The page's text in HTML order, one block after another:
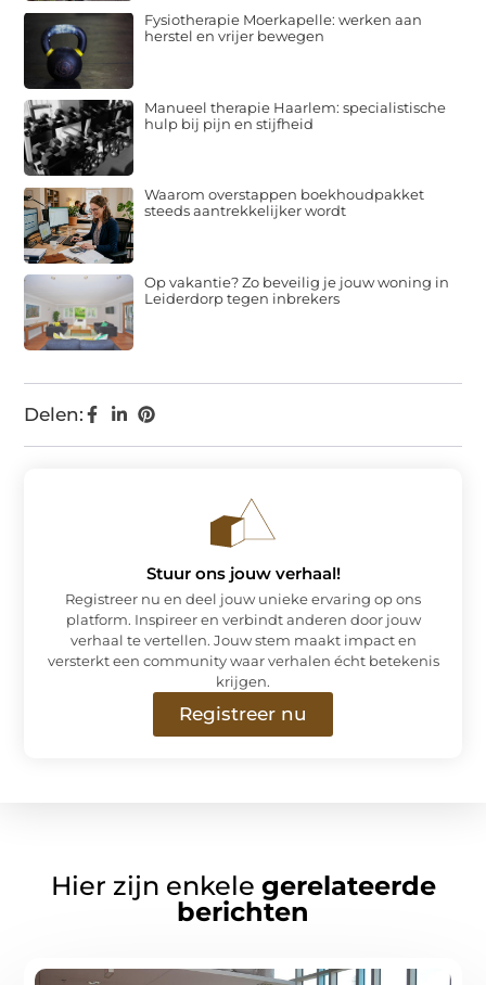
Delen:
Fysiotherapie Moerkapelle: werken aan
herstel en vrijer bewegen
Manueel therapie Haarlem: specialistische
hulp bij pijn en stijfheid
Waarom overstappen boekhoudpakket
steeds aantrekkelijker wordt
Op vakantie? Zo beveilig je jouw woning in
Leiderdorp tegen inbrekers
Stuur ons jouw verhaal!
Registreer nu en deel jouw unieke ervaring op ons
platform. Inspireer en verbindt anderen door jouw
verhaal te vertellen. Jouw stem maakt impact en
versterkt een community waar verhalen écht betekenis
krijgen.
Registreer nu
Hier zijn enkele gerelateerde
berichten